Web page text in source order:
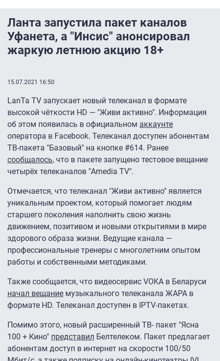
Ланта запустила пакет каналов
Уфанета, а "Инсис" анонсировал
жаркую летнюю акцию 18+
15.07.2021 16:50
LanTa TV запускает новый телеканал в формате
высокой чёткости HD — "Живи активно". Информация
об этом появилась в официальном аккаунте
оператора в Facebook. Телеканал доступен абонентам
ТВ-пакета "Базовый" на кнопке #614. Ранее
сообщалось, что в пакете запущено тестовое вещание
четырёх телеканалов "Amedia TV".
Отмечается, что телеканал "Живи активно" является
уникальным проектом, который помогает людям
старшего поколения наполнить свою жизнь
движением, позитивом и новыми открытиями в мире
здорового образа жизни. Ведущие канала —
профессиональные тренеры с многолетним опытом
работы и собственными методиками.
Также сообщается, что видеосервис VOKA в Беларуси
начал вещание музыкального телеканала ЖАРА в
формате HD. Телеканал доступен в IPTV-пакетах.
Помимо этого, новый расширенный ТВ- пакет "Ясна
100 + Кино" представил Белтелеком. Пакет предлагает
абонентам доступ в интернет на скорости 100/50